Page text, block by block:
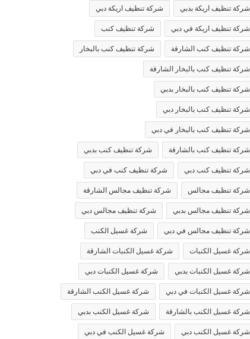
شركة تنظيف اريكة بدبي شركة تنظيف اريكة دبي
شركة تنظيف اريكة في دبي شركة تنظيف كنب
شركة تنظيف كنب الشارقة شركة تنظيف كنب بالبخار
شركة تنظيف كنب بالبخار الشارقة
شركة تنظيف كنب بالبخار بدبي
شركة تنظيف كنب بالبخار دبي
شركة تنظيف كنب بالبخار في دبي
شركة تنظيف كنب بالشارقة شركة تنظيف كنب بدبي
شركة تنظيف كنب دبي شركة تنظيف كنب في دبي
شركة تنظيف مجالس شركة تنظيف مجالس الشارقة
شركة تنظيف مجالس بدبي شركة تنظيف مجالس دبي
شركة تنظيف مجالس في دبي شركة غسيل الكنب
شركة غسيل الكنبات شركة غسيل الكنبات الشارقة
شركة غسيل الكنبات بدبي شركة غسيل الكنبات دبي
شركة غسيل الكنبات في دبي شركة غسيل الكنب الشارقة
شركة غسيل الكنب بالشارقة شركة غسيل الكنب بدبي
شركة غسيل الكنب دبي شركة غسيل الكنب في دبي